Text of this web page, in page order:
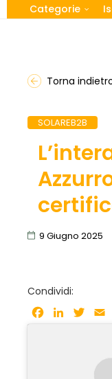
Categorie
Torna
SOLAREB2B
9 Giugno 2025
Condividi:
Facebook
LinkedIn